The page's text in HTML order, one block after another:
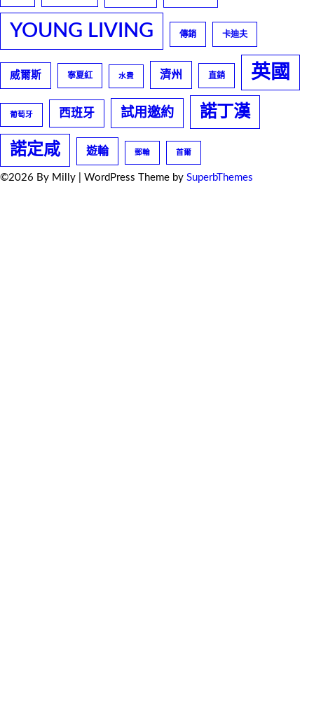
YOUNG LIVING 傳銷 卡迪夫
威爾斯 寧夏紅 水費 濟州 直銷 英國
葡萄牙 西班牙 試用邀約 諾丁漢
諾定咸 遊輪 郵輪 首爾
©2026 By Milly | WordPress Theme by SuperbThemes